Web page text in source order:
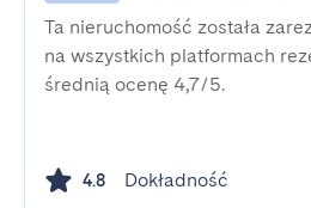
Ta nieruchomość została
na wszystkich platformach
średnią ocenę 4,7/5.
4.8 Dokładność